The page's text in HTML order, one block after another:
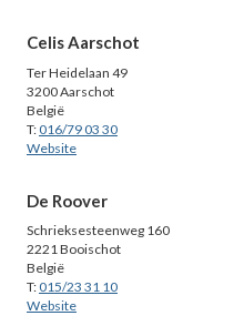
Celis Aarschot
Ter Heidelaan 49
3200 Aarschot
België
T:016/79 03 30
Website
De Roover
Schrieksesteenweg 160
2221 Booischot
België
T:015/23 31 10
Website